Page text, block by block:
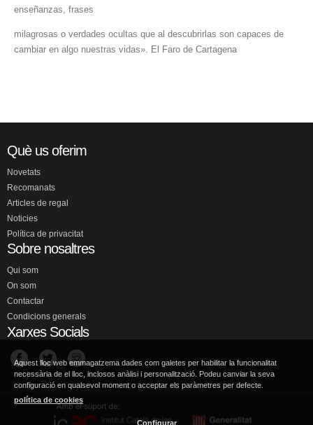
enseñanzas, frases
milagrosas o verdades ocultas que al descubrirlas son capaces de
cambiar en algo nuestras vidas». El Faro de Cartagena
Què us oferim
Novetats
Recomanats
Articles de regal
Noticies
Política de privacitat
Sobre nosaltres
Qui som
On som
Contactar
Condicions generals
Xarxes Socials
Aquest lloc web emmagatzema dades com galetes per habilitar la funcionalitat
necessària de el lloc, inclosos anàlisi i personalització. Podeu canviar la seva
configuració en qualsevol moment o acceptar els paràmetres per defecte.
política de cookies
Configurar